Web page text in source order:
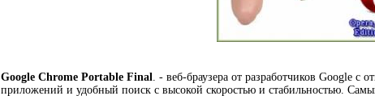
Google Chrome Portable Final. - веб-браузера от разработчиков Google
приложений и удобный поиск с высокой скоростью и стабильностью.